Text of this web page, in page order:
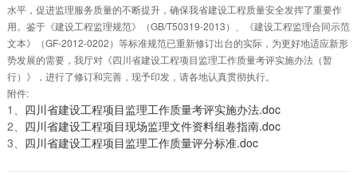
水平，促进监理服务质量的不断提升，确保我省建设工程质量安全发挥了重要作
用。鉴于《建设工程监理规范》（GB/T50319-2013）、《建设工程监理合同示范
文本》（GF-2012-0202）等标准规范已重新修订出台的实际，为更好地适应新形
势发展的需要，我厅对《四川省建设工程项目监理工作质量考评实施办法（暂
行）》，进行了修订和完善，现予印发，请各地认真贯彻执行。
附件:
1、 四川省建设工程项目监理工作质量考评实施办法.doc
2、 四川省建设工程项目现场监理文件资料组卷指南.doc
3、 四川省建设工程项目监理工作质量评分标准.doc